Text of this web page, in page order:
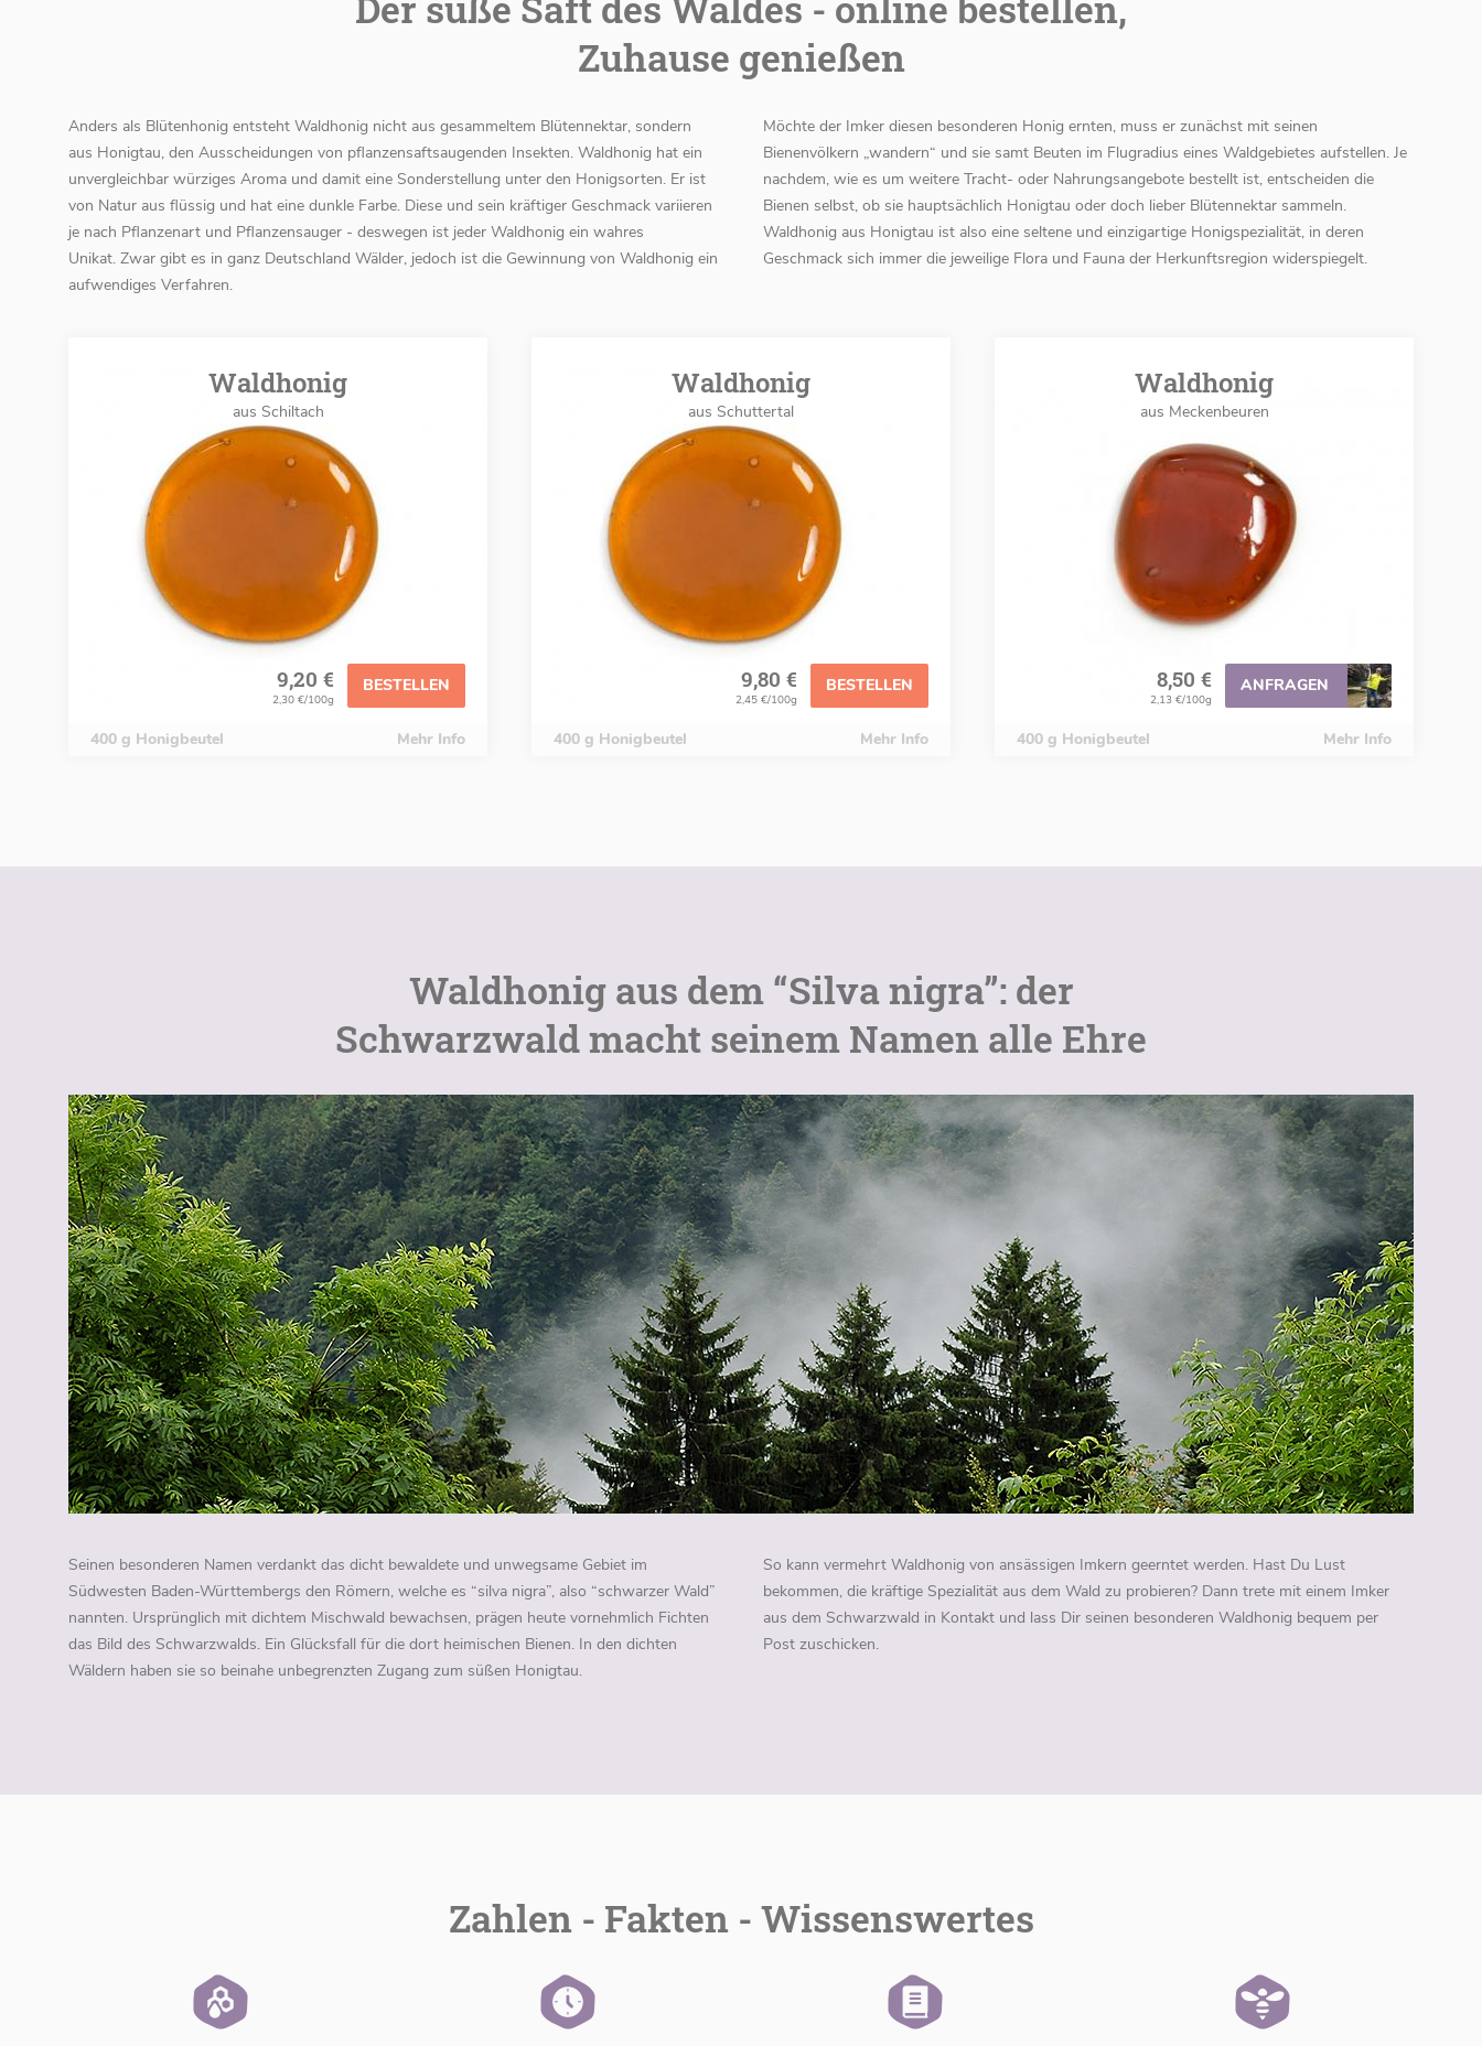
Zuhause genießen
Anders als Blütenhonig entsteht Waldhonig nicht aus gesammeltem Blütennektar, sondern
aus Honigtau, den Ausscheidungen von pflanzensaftsaugenden Insekten. Waldhonig hat ein
unvergleichbar würziges Aroma und damit eine Sonderstellung unter den Honigsorten. Er ist
von Natur aus flüssig und hat eine dunkle Farbe. Diese und sein kräftiger Geschmack variieren
je nach Pflanzenart und Pflanzensauger - deswegen ist jeder Waldhonig ein wahres
Unikat. Zwar gibt es in ganz Deutschland Wälder, jedoch ist die Gewinnung von Waldhonig ein
aufwendiges Verfahren.
Möchte der Imker diesen besonderen Honig ernten, muss er zunächst mit seinen
Bienenvölkern „wandern“ und sie samt Beuten im Flugradius eines Waldgebietes aufstellen. Je
nachdem, wie es um weitere Tracht- oder Nahrungsangebote bestellt ist, entscheiden die
Bienen selbst, ob sie hauptsächlich Honigtau oder doch lieber Blütennektar sammeln.
Waldhonig aus Honigtau ist also eine seltene und einzigartige Honigspezialität, in deren
Geschmack sich immer die jeweilige Flora und Fauna der Herkunftsregion widerspiegelt.
Waldhonig
aus Schiltach
9,20 €
2,30 €/100g
BESTELLEN
400 g Honigbeutel Mehr Info
Waldhonig
aus Schuttertal
9,80 €
2,45 €/100g
BESTELLEN
400 g Honigbeutel Mehr Info
Waldhonig
aus Meckenbeuren
8,50 €
2,13 €/100g
ANFRAGEN
400 g Honigbeutel Mehr Info
Waldhonig aus dem “Silva nigra”: der
Schwarzwald macht seinem Namen alle Ehre
Seinen besonderen Namen verdankt das dicht bewaldete und unwegsame Gebiet im
Südwesten Baden-Württembergs den Römern, welche es “silva nigra”, also “schwarzer Wald”
nannten. Ursprünglich mit dichtem Mischwald bewachsen, prägen heute vornehmlich Fichten
das Bild des Schwarzwalds. Ein Glücksfall für die dort heimischen Bienen. In den dichten
Wäldern haben sie so beinahe unbegrenzten Zugang zum süßen Honigtau.
So kann vermehrt Waldhonig von ansässigen Imkern geerntet werden. Hast Du Lust
bekommen, die kräftige Spezialität aus dem Wald zu probieren? Dann trete mit einem Imker
aus dem Schwarzwald in Kontakt und lass Dir seinen besonderen Waldhonig bequem per
Post zuschicken.
Zahlen - Fakten - Wissenswertes